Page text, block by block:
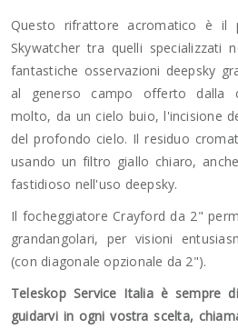
Questo rifrattore acromatico è il
Skywatcher tra quelli specializzati
fantastiche osservazioni deepsky
al generso campo offerto dalla
molto, da un cielo buio, l'incisione
del profondo cielo. Il residuo
usando un filtro giallo chiaro,
fastidioso nell'uso deepsky.
Il focheggiatore Crayford da 2"
grandangolari, per visioni
(con diagonale opzionale da 2").
Teleskop Service Italia è sempre
guidarvi in ogni vostra scelta,